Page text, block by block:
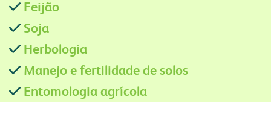
Feijão
Soja
Herbologia
Manejo e fertilidade de solos
Entomologia agrícola